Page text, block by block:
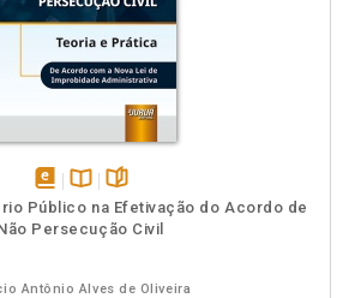
disponível
em
Disponível
na
páginas
Público na Efetivação do Acordo de
Persecução Civil
Antônio Alves de Oliveira